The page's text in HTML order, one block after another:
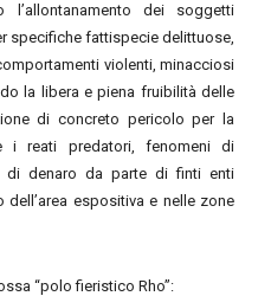
l’allontanamento dei soggetti
specifiche fattispecie delittuose,
violenti, minacciosi
la libera e piena fruibilità delle
di concreto pericolo per la
i reati predatori, fenomeni di
di denaro da parte di finti enti
dell’area espositiva e nelle zone
“polo fieristico Rho”: